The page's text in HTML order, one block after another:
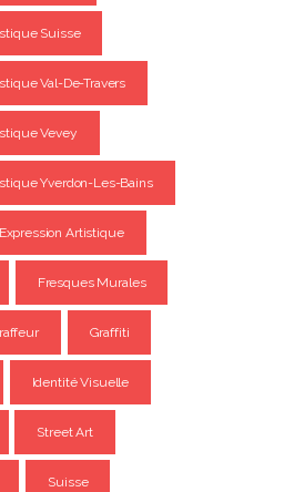
Suisse
Val-De-Travers
Vevey
Yverdon-Les-Bains
Expression Artistique
Fresques Murales
Graffiti
Identité Visuelle
Street Art
Suisse